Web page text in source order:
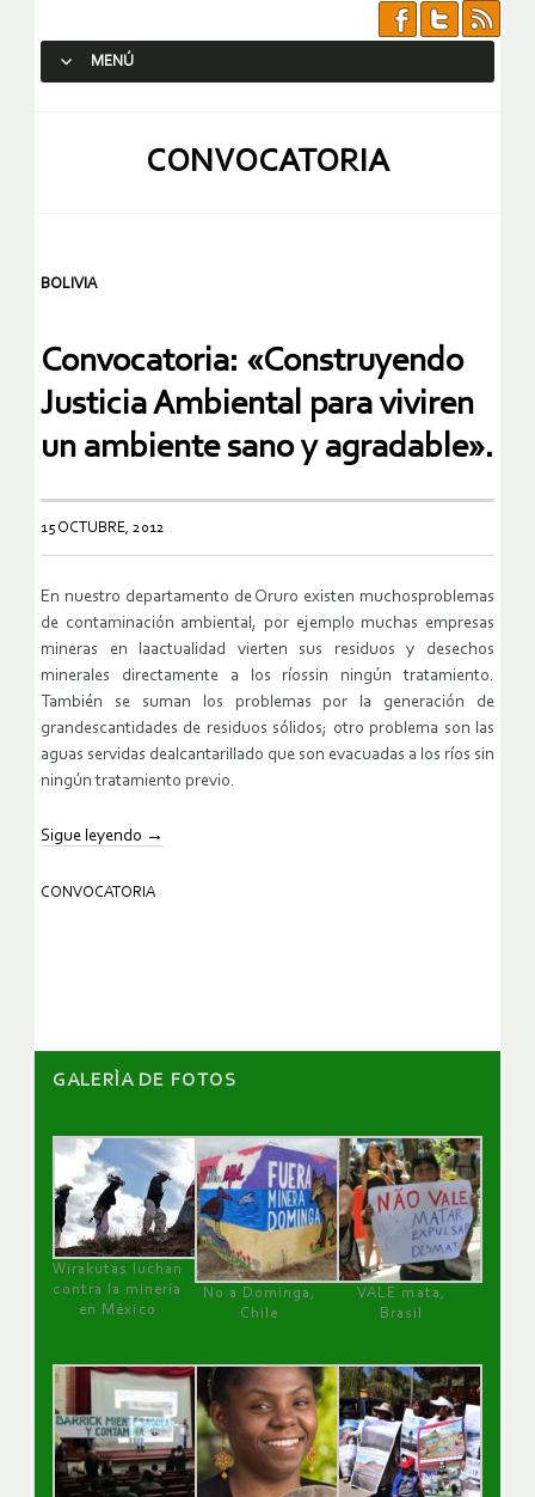
MENÚ
CONVOCATORIA
BOLIVIA
Convocatoria: «Construyendo
Justicia Ambiental para viviren
un ambiente sano y agradable».
15 OCTUBRE, 2012
En nuestro departamento de Oruro existen muchosproblemas
de contaminación ambiental, por ejemplo muchas empresas
mineras en laactualidad vierten sus residuos y desechos
minerales directamente a los ríossin ningún tratamiento.
También se suman los problemas por la generación de
grandescantidades de residuos sólidos; otro problema son las
aguas servidas dealcantarillado que son evacuadas a los ríos sin
ningún tratamiento previo.
Sigue leyendo →
CONVOCATORIA
GALERÌA DE FOTOS
Wirakutas luchan
contra la minería
en México
No a Dominga,
Chile
VALE mata,
Brasil